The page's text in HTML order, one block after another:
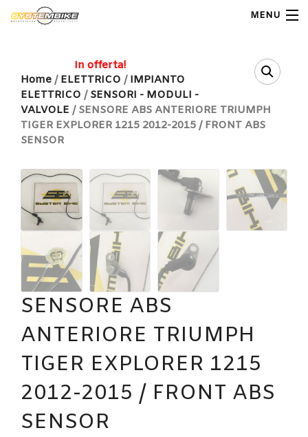
MENU
Home
Shop Moto
Note Generali
Carrello
Contatti
Home / ELETTRICO / IMPIANTO
ELETTRICO / SENSORI - MODULI -
VALVOLE / SENSORE ABS ANTERIORE TRIUMPH
TIGER EXPLORER 1215 2012-2015 / FRONT ABS
SENSOR
In offerta!
SENSORE ABS
ANTERIORE TRIUMPH
TIGER EXPLORER 1215
2012-2015 / FRONT ABS
SENSOR